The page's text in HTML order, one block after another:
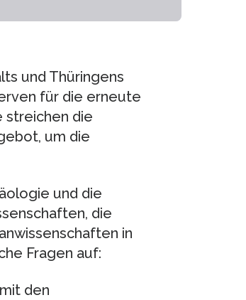
und Thüringens
für die erneute
streichen die
um die
und die
die
in
Fragen auf:
den